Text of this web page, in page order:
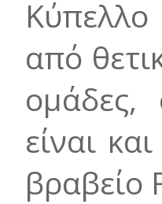
Κύπελλο
από
ομάδες,
είναι
βραβείο